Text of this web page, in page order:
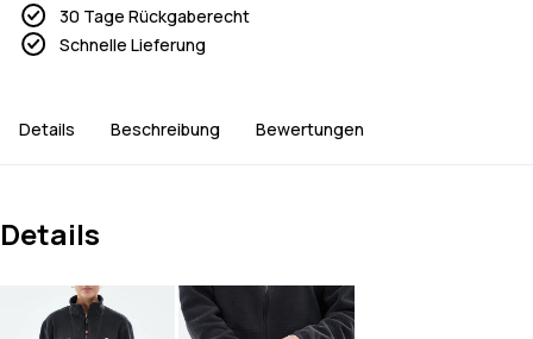
30 Tage Rückgaberecht
Schnelle Lieferung
Details Beschreibung Bewertungen
Details